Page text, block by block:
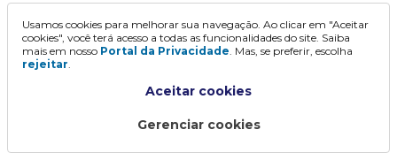
Continuar
Usamos cookies para melhorar sua navegação. Ao clicar em "Aceitar
cookies", você terá acesso a todas as funcionalidades do site. Saiba
mais em nosso Portal da Privacidade. Mas, se preferir, escolha
rejeitar.
Aceitar cookies
Gerenciar cookies